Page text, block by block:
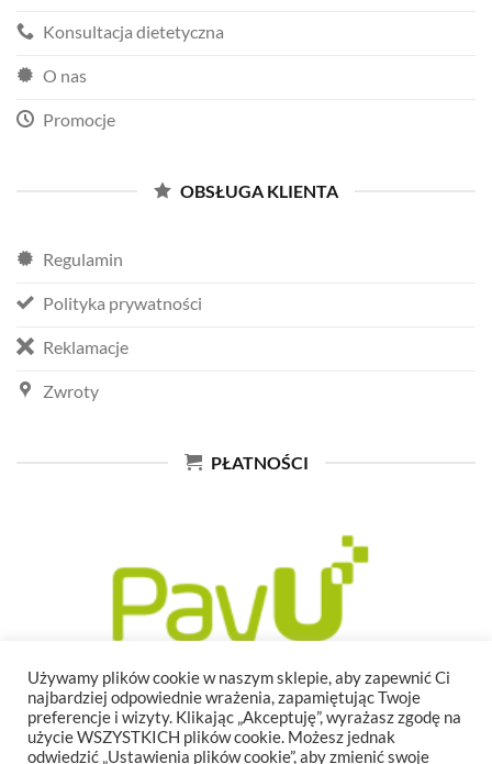
Konsultacja dietetyczna
O nas
Promocje
OBSŁUGA KLIENTA
Regulamin
Polityka prywatności
Reklamacje
Zwroty
PŁATNOŚCI
Używamy plików cookie w naszym sklepie, aby zapewnić Ci
najbardziej odpowiednie wrażenia, zapamiętując Twoje
preferencje i wizyty. Klikając „Akceptuję”, wyrażasz zgodę na
użycie WSZYSTKICH plików cookie. Możesz jednak
odwiedzić „Ustawienia plików cookie”, aby zmienić swoje